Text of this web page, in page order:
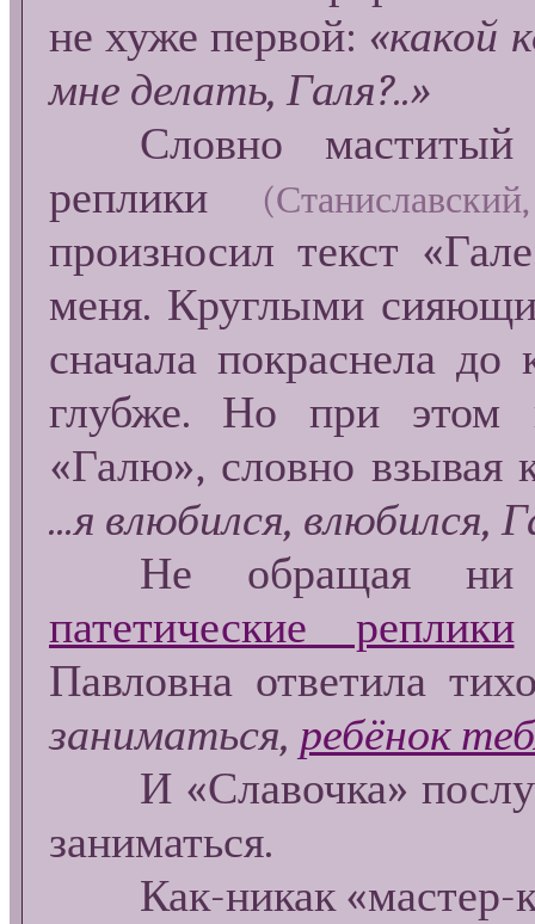
не хуже первой: «какой
мне делать, Галя?..»
Словно
реплики
произносил текст
меня. Круглыми
сначала покраснела
глубже. Но при этом
«Галю», словно взывая
...я влюбился, влюбился,
Не обращая ни
патетические реплики
Павловна ответила
заниматься, ребёнок
И «Славочка»
заниматься.
Как-никак «мастер-